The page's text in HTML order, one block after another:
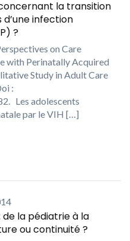
la transition
infection
?
on Care
with Perinatally Acquired
Study in Adult Care
:
Les adolescents
par le VIH […]
la pédiatrie à la
ou continuité ?